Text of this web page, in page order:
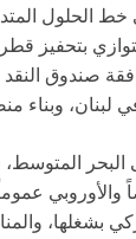
الحلول
بتحفيز قطر
صندوق
والأوروبي
بشغلها،